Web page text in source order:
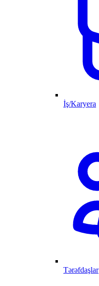
İş/Karyera
Tərəfdaşlar